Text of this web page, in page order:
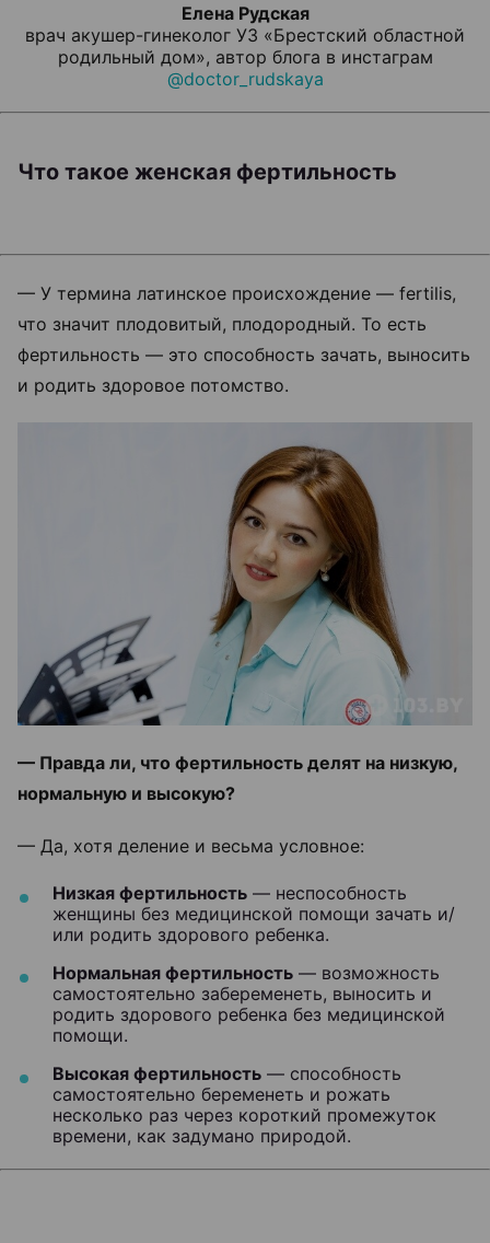
Елена Рудская
врач акушер-гинеколог УЗ «Брестский областной
родильный дом», автор блога в инстаграм
@doctor_rudskaya
Что такое женская фертильность
— У термина латинское происхождение — fertilis,
что значит плодовитый, плодородный. То есть
фертильность — это способность зачать, выносить
и родить здоровое потомство.
— Правда ли, что фертильность делят на низкую,
нормальную и высокую?
— Да, хотя деление и весьма условное:
Низкая фертильность — неспособность
женщины без медицинской помощи зачать и/
или родить здорового ребенка.
Нормальная фертильность — возможность
самостоятельно забеременеть, выносить и
родить здорового ребенка без медицинской
помощи.
Высокая фертильность — способность
самостоятельно беременеть и рожать
несколько раз через короткий промежуток
времени, как задумано природой.